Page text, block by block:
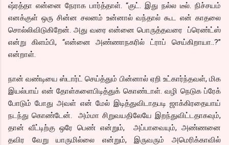
ஷ்ரத்தா என்னை நேராக பார்த்தாள். “குட். இது நல்ல டீல். நிச்சயம்
எனக்குள் ஒரு சின்ன சலனம் உன்னால் வந்தால் கூட என் காதலை
சொல்லிவிடுகிறேன். அது வரை என்னை பொருத்தவரை ப்ரெண்ட்ஸ்
என்று கிளம்பி, “என்னை அண்ணாநகரில் ட்ராப் செய்கிறாயா..?”
என்றாள்.
நான் வண்டியை ஸ்டார்ட் செய்த்தும் பின்னால் ஏறி உட்கார்ந்தவள், மிக
இயல்பாய் என் தோள்களைபிடித்துக் கொண்டாள். வழி நெடுக ப்ரேக்
போடும் போது அவள் என் மேல் இடித்துவிடாதபடி ஜாக்கிரதையாய்
நடந்து கொண்டேன். அம்மா சிறுவயதிலேயே இறந்துவிட்டதாகவும்,
தான் வீட்டிற்கு ஒரே பெண் என்றும், அப்பாவையும், அண்ணனை
தவிர வேறு யாருமில்லை என்றும், இருவரும் அமெரிக்காவில்